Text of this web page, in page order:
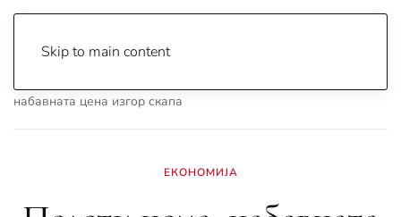
Skip to main content
набавната цена изгор скапа
ЕКОНОМИЈА